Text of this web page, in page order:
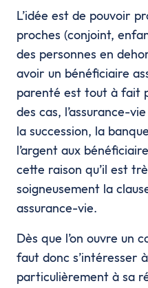
L’idée est de pouvoir
proches (conjoint,
des personnes en
avoir un bénéficiaire
parenté est tout à fait
des cas, l’assurance-
la succession, la
l’argent aux
cette raison qu’il est
soigneusement la
assurance-vie.
Dès que l’on ouvre un
faut donc s’intéresser
particulièrement à sa